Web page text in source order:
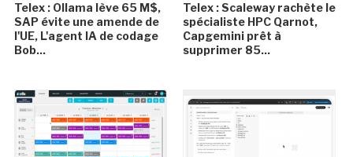
Telex : Ollama lève 65 M$,
SAP évite une amende de
l'UE, L'agent IA de codage
Bob...
Telex : Scaleway rachète le
spécialiste HPC Qarnot,
Capgemini prêt à
supprimer 85...